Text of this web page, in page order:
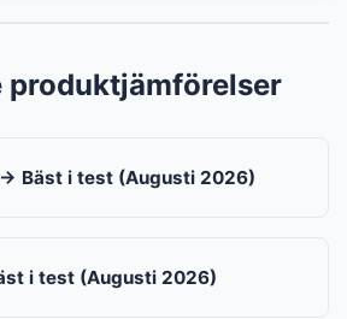
produktjämförelser
Bäst i test (Augusti 2026)
i test (Augusti 2026)